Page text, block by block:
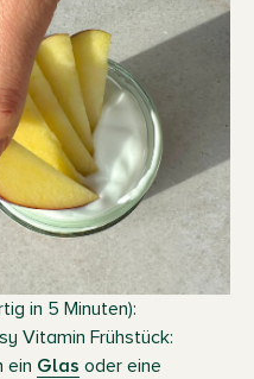
in 5 Minuten):
Vitamin Frühstück:
ein Glas oder eine